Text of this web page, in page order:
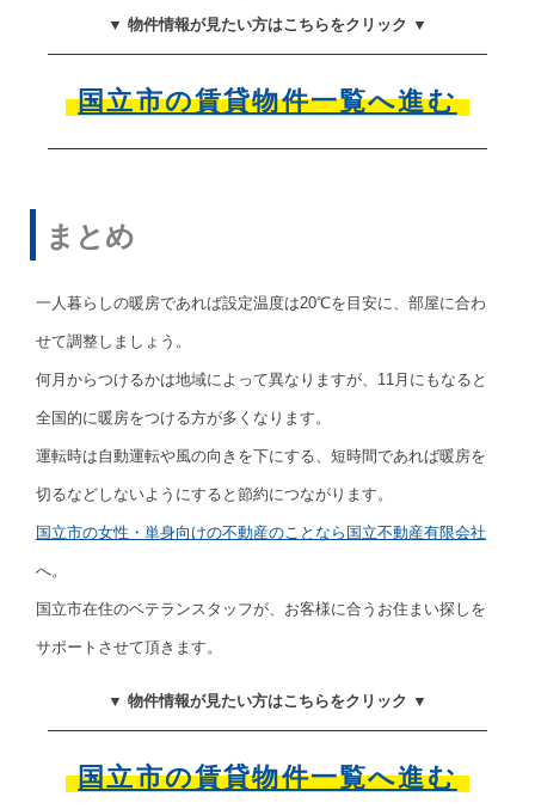
▼ 物件情報が見たい方はこちらをクリック ▼
国立市の賃貸物件一覧へ進む
まとめ
一人暮らしの暖房であれば設定温度は20℃を目安に、部屋に合わ
せて調整しましょう。
何月からつけるかは地域によって異なりますが、11月にもなると
全国的に暖房をつける方が多くなります。
運転時は自動運転や風の向きを下にする、短時間であれば暖房を
切るなどしないようにすると節約につながります。
国立市の女性・単身向けの不動産のことなら国立不動産有限会社
へ。
国立市在住のベテランスタッフが、お客様に合うお住まい探しを
サポートさせて頂きます。
▼ 物件情報が見たい方はこちらをクリック ▼
国立市の賃貸物件一覧へ進む